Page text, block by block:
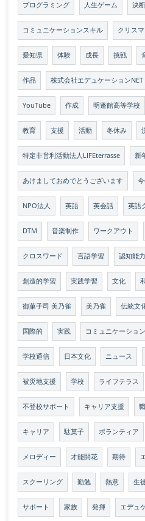
プログラミング 人生ゲーム 決
コミュニケーションスキル クリス
愛知県 体験 成長 挑戦
作品 株式会社エデュケーションNET
YouTube 作成 明蓬館高等学校
教育 支援 活動 冬休み
特定非営利活動法人LIFEterrasse 新
あけましておめでとうございます
NPO法人 英語 英会話 英語
DTM 音楽制作 ワークアウト
クロスワード 言語学習 認知能
創造的学習 実践学習 文化
御菓子司 美乃雀 美乃雀 伝統文
国際的 実践 コミュニケーション
学校通信 日本文化 ニュース
被災地支援 学校 ライフテラス
不登校サポート キャリア支援
キャリア 駄菓子 ボランティア
メロディー 才能開花 期待
スクーリング 勤勉 熱意 生
サポート 家族 発揮 エデュ